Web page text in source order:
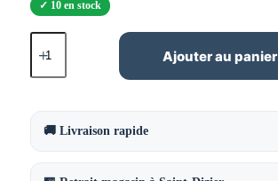
10 en stock
quantité
de
Velcro
pour
balai
trapèze
Ajouter au panier
🚚 Livraison rapide